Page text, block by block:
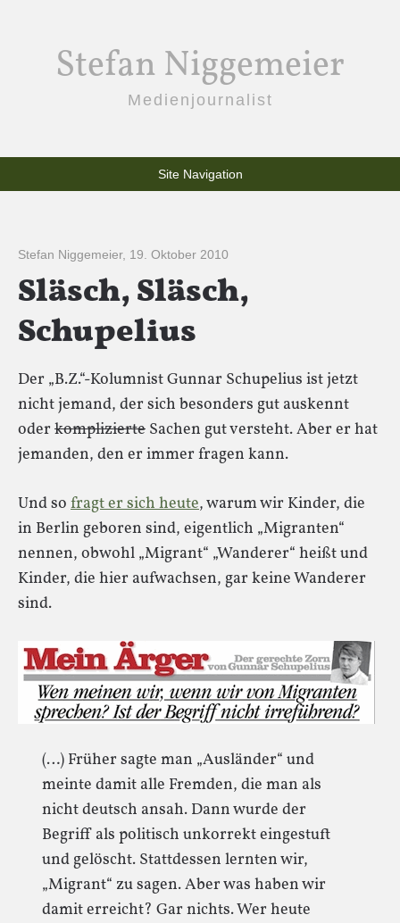
Stefan Niggemeier
Medienjournalist
Site Navigation
Stefan Niggemeier, 19. Oktober 2010
Släsch, Släsch,
Schupelius
Der „B.Z.“-Kolumnist Gunnar Schupelius ist jetzt
nicht jemand, der sich besonders gut auskennt
oder komplizierte Sachen gut versteht. Aber er hat
jemanden, den er immer fragen kann.
Und so fragt er sich heute, warum wir Kinder, die
in Berlin geboren sind, eigentlich „Migranten“
nennen, obwohl „Migrant“ „Wanderer“ heißt und
Kinder, die hier aufwachsen, gar keine Wanderer
sind.
(…) Früher sagte man „Ausländer“ und
meinte damit alle Fremden, die man als
nicht deutsch ansah. Dann wurde der
Begriff als politisch unkorrekt eingestuft
und gelöscht. Stattdessen lernten wir,
„Migrant“ zu sagen. Aber was haben wir
damit erreicht? Gar nichts. Wer heute